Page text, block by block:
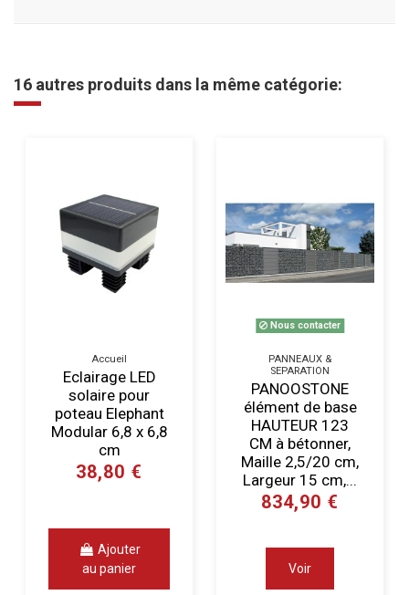
16 autres produits dans la même catégorie:
Accueil
Eclairage LED
solaire pour
poteau Elephant
Modular 6,8 x 6,8
cm
38,80 €
Ajouter
au panier
Nous contacter
PANNEAUX &
SEPARATION
PANOOSTONE
élément de base
HAUTEUR 123
CM à bétonner,
Maille 2,5/20 cm,
Largeur 15 cm,...
834,90 €
Voir